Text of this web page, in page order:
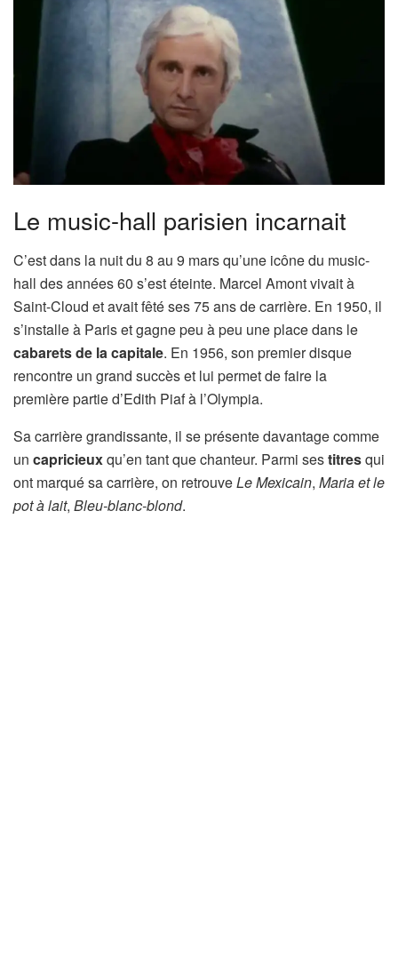
Le music-hall parisien incarnait
C’est dans la nuit du 8 au 9 mars qu’une icône du music-
hall des années 60 s’est éteinte. Marcel Amont vivait à
Saint-Cloud et avait fêté ses 75 ans de carrière. En 1950, il
s’installe à Paris et gagne peu à peu une place dans le
cabarets de la capitale. En 1956, son premier disque
rencontre un grand succès et lui permet de faire la
première partie d’Edith Piaf à l’Olympia.
Sa carrière grandissante, il se présente davantage comme
un capricieuxqu’en tant que chanteur. Parmi sestitresqui
ont marqué sa carrière, on retrouveLe Mexicain, Maria et le
pot à lait, Bleu-blanc-blond.